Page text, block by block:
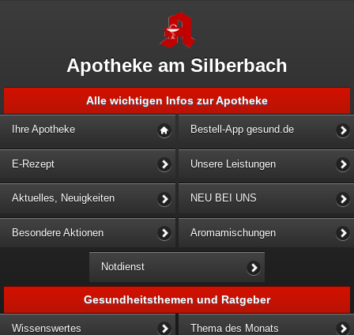
Apotheke am Silberbach
Alle wichtigen Infos zur Apotheke
Ihre Apotheke Bestell-App gesund.de
E-Rezept Unsere Leistungen
Aktuelles, Neuigkeiten NEU BEI UNS
Besondere Aktionen Aromamischungen
Notdienst
Gesundheitsthemen und Ratgeber
Wissenswertes Thema des Monats